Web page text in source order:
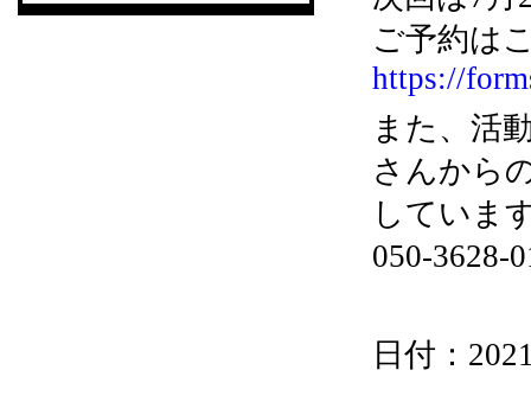
ご予約は
https://
また、活
さんから
していま
050-3628-
日付：